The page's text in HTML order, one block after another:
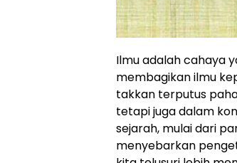
Ilmu adalah cahaya
membagikan ilmu
takkan terputus
tetapi juga dalam
sejarah, mulai dari
menyebarkan